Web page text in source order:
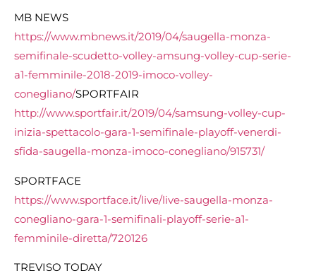
MB NEWS
https://www.mbnews.it/2019/04/saugella-monza-
semifinale-scudetto-volley-amsung-volley-cup-serie-
a1-femminile-2018-2019-imoco-volley-
conegliano/SPORTFAIR
http://www.sportfair.it/2019/04/samsung-volley-cup-
inizia-spettacolo-gara-1-semifinale-playoff-venerdi-
sfida-saugella-monza-imoco-conegliano/915731/
SPORTFACE
https://www.sportface.it/live/live-saugella-monza-
conegliano-gara-1-semifinali-playoff-serie-a1-
femminile-diretta/720126
TREVISO TODAY